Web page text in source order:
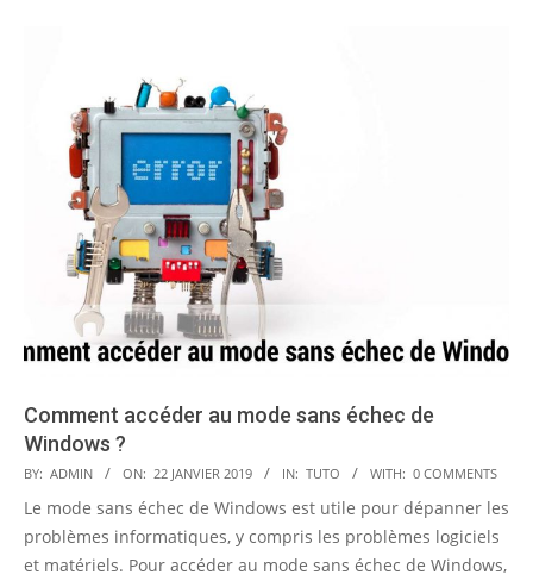
Comment accéder au mode sans échec de
Windows ?
2019-
01-
22
BY: ADMIN ON: 22 JANVIER 2019 IN: TUTO WITH: 0 COMMENTS
Le mode sans échec de Windows est utile pour dépanner les
problèmes informatiques, y compris les problèmes logiciels
et matériels. Pour accéder au mode sans échec de Windows,